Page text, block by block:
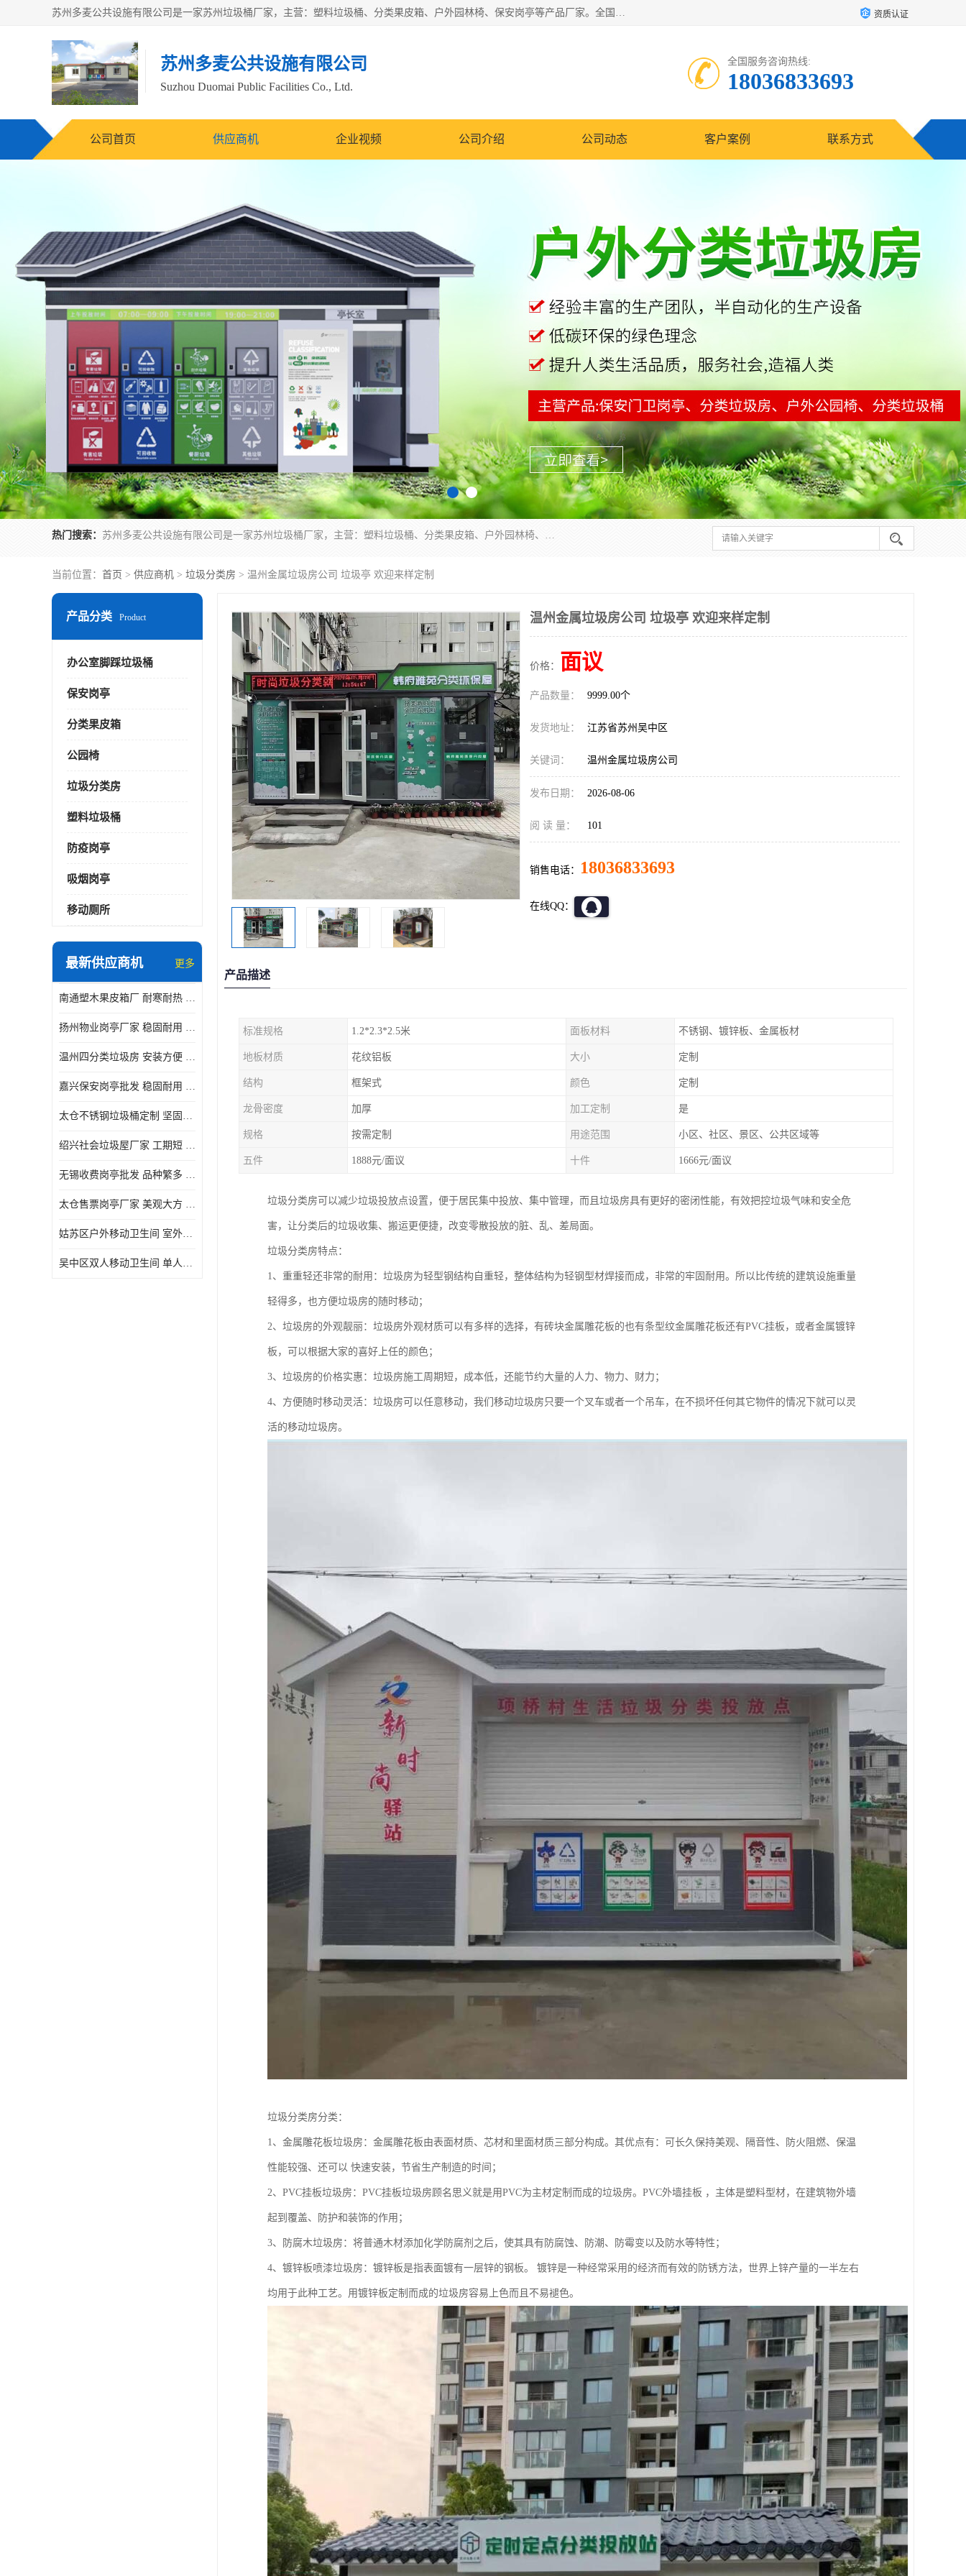
苏州多麦公共设施有限公司是一家苏州垃圾桶厂家，主营：塑料垃圾桶、分类果皮箱、户外园林椅、保安岗亭等产品厂家。全国统一热线电话：17105580222。公司组建完善的团队。设计人员，能根据客户要求，提供适合的设计方案，来满足客户的需求。 资质认证
苏州多麦公共设施有限公司
Suzhou Duomai Public Facilities Co., Ltd.
全国服务咨询热线:
18036833693
公司首页 供应商机 企业视频 公司介绍 公司动态 客户案例 联系方式
热门搜索： 苏州多麦公共设施有限公司是一家苏州垃圾桶厂家，主营：塑料垃圾桶、分类果皮箱、户外园林椅、保安岗亭等产品厂家。全国统一热线电话：17105580222。公司组建完善的团队。设计人员，能根据客户要求，提供适合的设计方案，来满足客户的需求。
当前位置： 首页 > 供应商机 > 垃圾分类房 > 温州金属垃圾房公司 垃圾亭 欢迎来样定制
产品分类 Product
办公室脚踩垃圾桶
保安岗亭
分类果皮箱
公园椅
垃圾分类房
塑料垃圾桶
防疫岗亭
吸烟岗亭
移动厕所
最新供应商机 更多
南通塑木果皮箱厂 耐寒耐热 设计美观简洁
扬州物业岗亭厂家 稳固耐用 适用多场合
温州四分类垃圾房 安装方便 可移动位置且方便
嘉兴保安岗亭批发 稳固耐用 使用价值高
太仓不锈钢垃圾桶定制 坚固耐用 绝缘性能好
绍兴社会垃圾屋厂家 工期短 便于居民集中投放
无锡收费岗亭批发 品种繁多 适用多场合
太仓售票岗亭厂家 美观大方 使用寿命长
姑苏区户外移动卫生间 室外临时单人厕所供应厂家
吴中区双人移动卫生间 单人厕所供应厂家
温州金属垃圾房公司 垃圾亭 欢迎来样定制
价格： 面议
产品数量： 9999.00个
发货地址： 江苏省苏州吴中区
关键词： 温州金属垃圾房公司
发布日期： 2026-08-06
阅 读 量： 101
销售电话： 18036833693
在线QQ：
产品描述
标准规格 1.2*2.3*2.5米 面板材料 不锈钢、镀锌板、金属板材
地板材质 花纹铝板 大小 定制
结构 框架式 颜色 定制
龙骨密度 加厚 加工定制 是
规格 按需定制 用途范围 小区、社区、景区、公共区域等
五件 1888元/面议 十件 1666元/面议
垃圾分类房可以减少垃圾投放点设置，便于居民集中投放、集中管理，而且垃圾房具有更好的密闭性能，有效把控垃圾气味和安全危
害，让分类后的垃圾收集、搬运更便捷，改变零散投放的脏、乱、差局面。
垃圾分类房特点：
1、重重轻还非常的耐用：垃圾房为轻型钢结构自重轻，整体结构为轻钢型材焊接而成，非常的牢固耐用。所以比传统的建筑设施重量
轻得多，也方便垃圾房的随时移动；
2、垃圾房的外观靓丽：垃圾房外观材质可以有多样的选择，有砖块金属雕花板的也有条型纹金属雕花板还有PVC挂板，或者金属镀锌
板，可以根据大家的喜好上任的颜色；
3、垃圾房的价格实惠：垃圾房施工周期短，成本低，还能节约大量的人力、物力、财力；
4、方便随时移动灵活：垃圾房可以任意移动，我们移动垃圾房只要一个叉车或者一个吊车，在不损坏任何其它物件的情况下就可以灵
活的移动垃圾房。
垃圾分类房分类：
1、金属雕花板垃圾房：金属雕花板由表面材质、芯材和里面材质三部分构成。其优点有：可长久保持美观、隔音性、防火阻燃、保温
性能较强、还可以 快速安装，节省生产制造的时间；
2、PVC挂板垃圾房：PVC挂板垃圾房顾名思义就是用PVC为主材定制而成的垃圾房。PVC外墙挂板 ，主体是塑料型材，在建筑物外墙
起到覆盖、防护和装饰的作用；
3、防腐木垃圾房：将普通木材添加化学防腐剂之后，使其具有防腐蚀、防潮、防霉变以及防水等特性；
4、镀锌板喷漆垃圾房：镀锌板是指表面镀有一层锌的钢板。 镀锌是一种经常采用的经济而有效的防锈方法，世界上锌产量的一半左右
均用于此种工艺。用镀锌板定制而成的垃圾房容易上色而且不易褪色。